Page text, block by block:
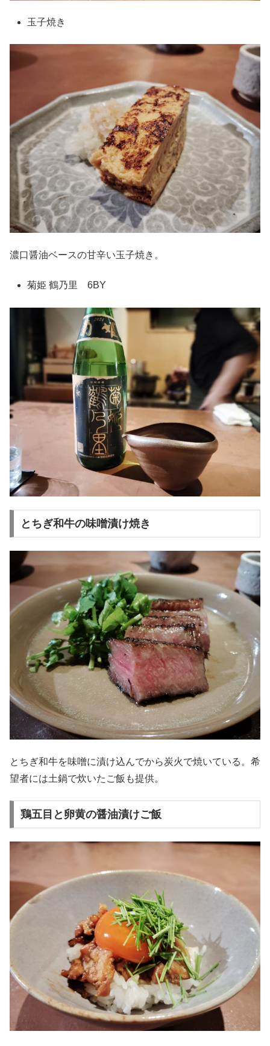
玉子焼き
濃口醤油ベースの甘辛い玉子焼き。
菊姫 鶴乃里 6BY
とちぎ和牛の味噌漬け焼き
とちぎ和牛を味噌に漬け込んでから炭火で焼いている。希
望者には土鍋で炊いたご飯も提供。
鶏五目と卵黄の醤油漬けご飯